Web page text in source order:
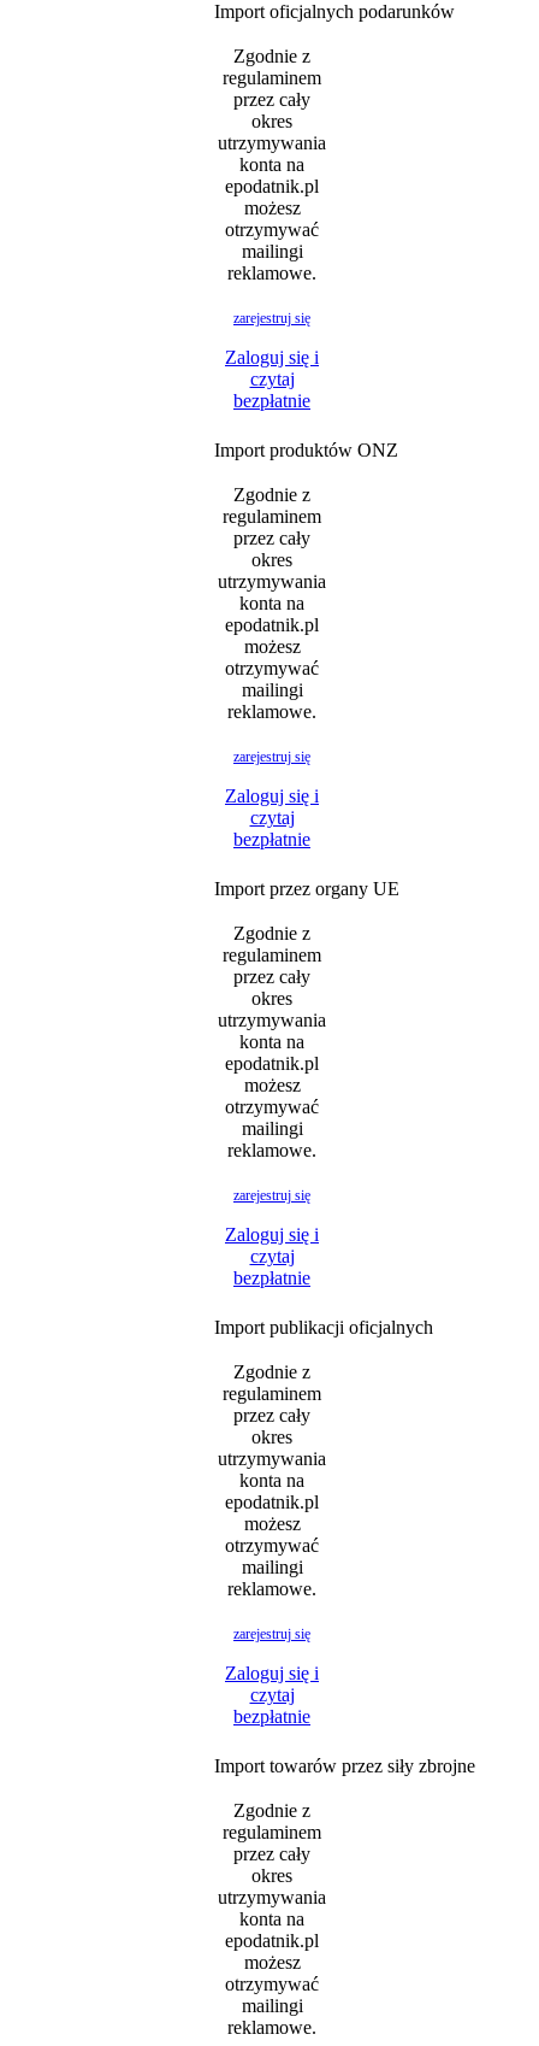
Import oficjalnych podarunków
Zgodnie z
regulaminem
przez cały
okres
utrzymywania
konta na
epodatnik.pl
możesz
otrzymywać
mailingi
reklamowe.
zarejestruj się
Zaloguj się i
czytaj
bezpłatnie
Import produktów ONZ
Zgodnie z
regulaminem
przez cały
okres
utrzymywania
konta na
epodatnik.pl
możesz
otrzymywać
mailingi
reklamowe.
zarejestruj się
Zaloguj się i
czytaj
bezpłatnie
Import przez organy UE
Zgodnie z
regulaminem
przez cały
okres
utrzymywania
konta na
epodatnik.pl
możesz
otrzymywać
mailingi
reklamowe.
zarejestruj się
Zaloguj się i
czytaj
bezpłatnie
Import publikacji oficjalnych
Zgodnie z
regulaminem
przez cały
okres
utrzymywania
konta na
epodatnik.pl
możesz
otrzymywać
mailingi
reklamowe.
zarejestruj się
Zaloguj się i
czytaj
bezpłatnie
Import towarów przez siły zbrojne
Zgodnie z
regulaminem
przez cały
okres
utrzymywania
konta na
epodatnik.pl
możesz
otrzymywać
mailingi
reklamowe.